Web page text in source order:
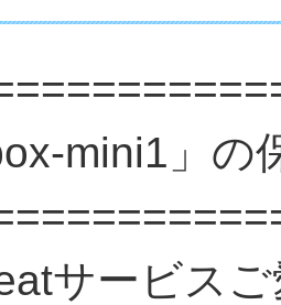
mini1」
サービス